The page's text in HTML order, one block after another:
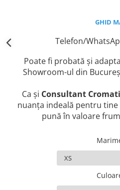
GHID
Telefon/
Poate fi probată și
Showroom-ul din
Ca și Consultant
nuanța indeală pentru
pună în valoare